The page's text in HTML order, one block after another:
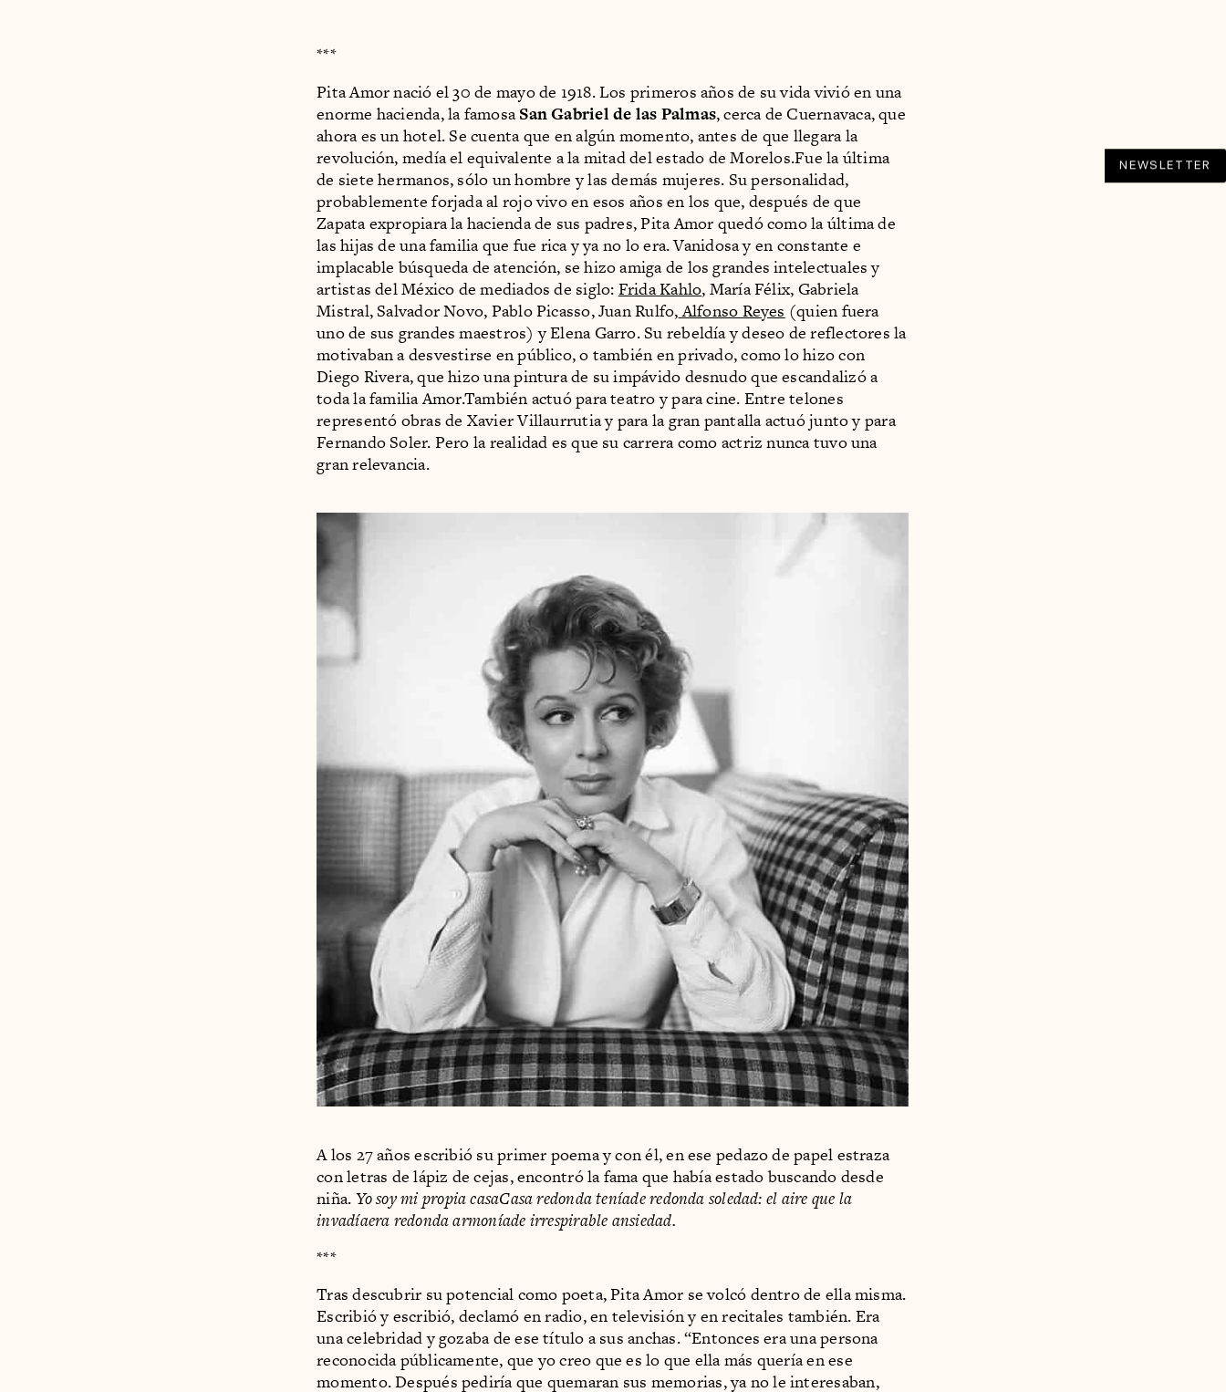
***
Pita Amor nació el 30 de mayo de 1918. Los primeros años de su vida vivió en una
enorme hacienda, la famosaSan Gabriel de las Palmas, cerca de Cuernavaca, que
ahora es un hotel. Se cuenta que en algún momento, antes de que llegara la
revolución, medía el equivalente a la mitad del estado de Morelos.Fue la última
de siete hermanos, sólo un hombre y las demás mujeres. Su personalidad,
probablemente forjada al rojo vivo en esos años en los que, después de que
Zapata expropiara la hacienda de sus padres, Pita Amor quedó como la última de
las hijas de una familia que fue rica y ya no lo era. Vanidosa y en constante e
implacable búsqueda de atención, se hizo amiga de los grandes intelectuales y
artistas del México de mediados de siglo: Frida Kahlo, María Félix, Gabriela
Mistral, Salvador Novo, Pablo Picasso, Juan Rulfo,Alfonso Reyes (quien fuera
uno de sus grandes maestros) y Elena Garro. Su rebeldía y deseo de reflectores la
motivaban a desvestirse en público, o también en privado, como lo hizo con
Diego Rivera, que hizo una pintura de su impávido desnudo que escandalizó a
toda la familia Amor.También actuó para teatro y para cine. Entre telones
representó obras de Xavier Villaurrutia y para la gran pantalla actuó junto y para
Fernando Soler. Pero la realidad es que su carrera como actriz nunca tuvo una
gran relevancia.
A los 27 años escribió su primer poema y con él, en ese pedazo de papel estraza
con letras de lápiz de cejas, encontró la fama que había estado buscando desde
niña. Yo soy mi propia casaCasa redonda teníade redonda soledad: el aire que la
invadíaera redonda armoníade irrespirable ansiedad.
***
Tras descubrir su potencial como poeta, Pita Amor se volcó dentro de ella misma.
Escribió y escribió, declamó en radio, en televisión y en recitales también. Era
una celebridad y gozaba de ese título a sus anchas. “Entonces era una persona
reconocida públicamente, que yo creo que es lo que ella más quería en ese
momento. Después pediría que quemaran sus memorias, ya no le interesaban,
NEWSLETTER